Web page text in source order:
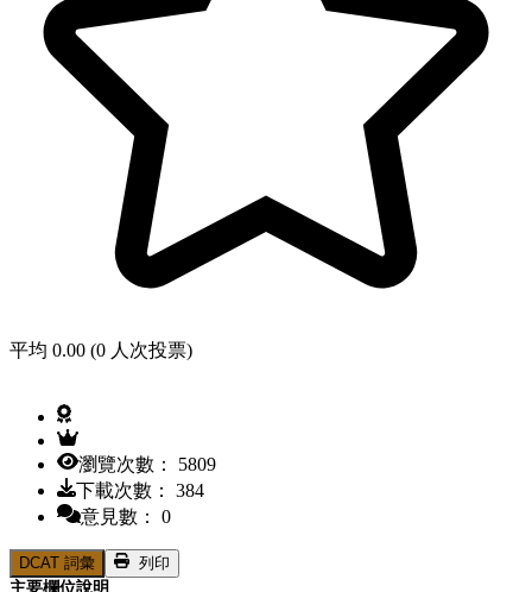
平均 0.00 (0 人次投票)
瀏覽次數： 5809
下載次數： 384
意見數： 0
DCAT 詞彙
列印
主要欄位說明